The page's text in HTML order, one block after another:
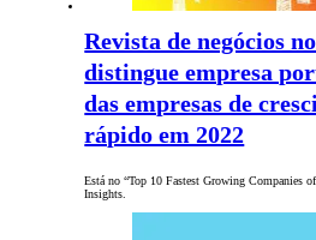
Revista de negócios
distingue empresa
das empresas de
rápido em 2022
Está no “Top 10 Fastest Growing Companies
Insights.